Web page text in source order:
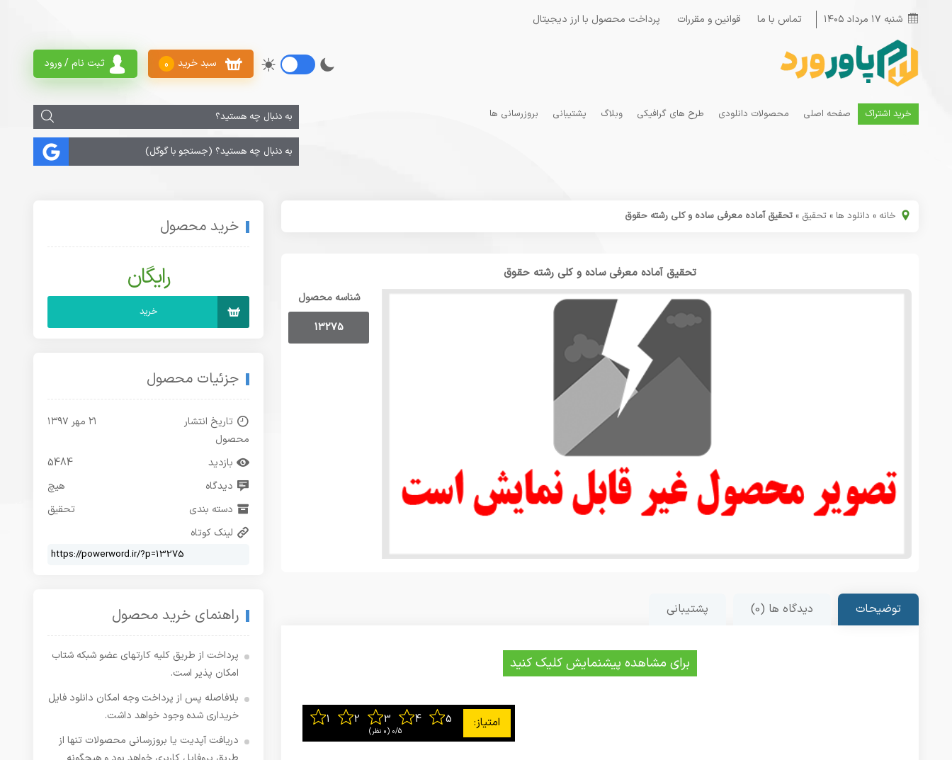
شنبه ۱۷ مرداد ۱۴۰۵ تماس با ما قوانین و مقررات پرداخت محصول با ارز دیجیتال
ثبت نام / ورود سبد خرید 0
خرید اشتراک صفحه اصلی محصولات دانلودی طرح های گرافیکی وبلاگ پشتیبانی بروزرسانی ها
خانه » دانلود ها » تحقیق » تحقیق آماده معرفی ساده و کلی رشته حقوق
تحقیق آماده معرفی ساده و کلی رشته حقوق
شناسه محصول
13275
توضیحات دیدگاه ها (0) پشتیبانی
برای مشاهده پیشنمایش کلیک کنید
0/5 ‫(0 نظر)
خرید محصول
رایگان
خرید
جزئیات محصول
تاریخ انتشار
محصول
۲۱ مهر ۱۳۹۷
بازدید
5484
دیدگاه
هیچ
دسته بندی
تحقیق
لینک کوتاه
راهنمای خرید محصول
پرداخت از طریق کلیه کارتهای عضو شبکه شتاب
امکان پذیر است.
بلافاصله پس از پرداخت وجه امکان دانلود فایل
خریداری شده وجود خواهد داشت.
دریافت آپدیت یا بروزرسانی محصولات تنها از